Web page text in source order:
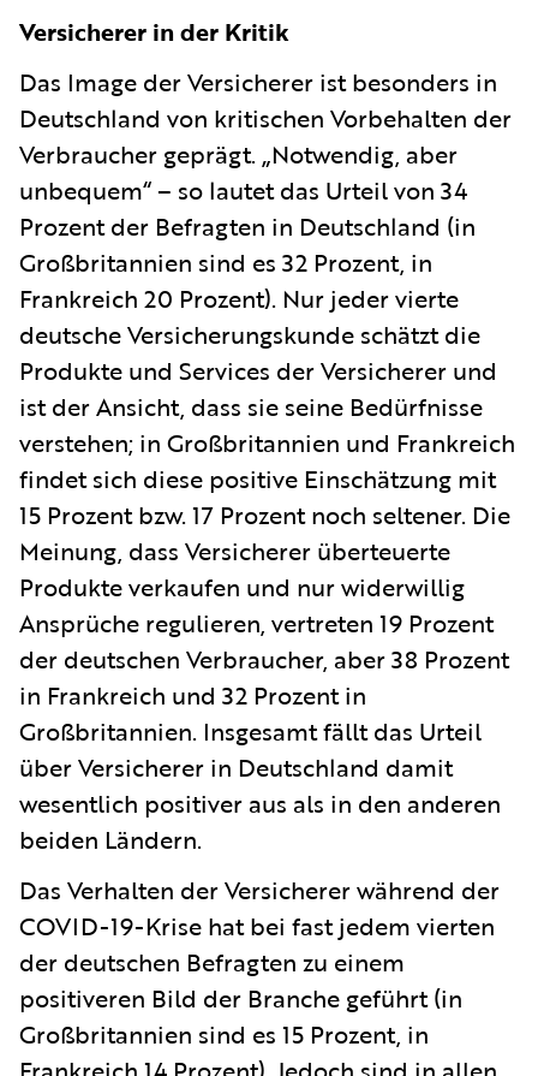
Versicherer in der Kritik
Das Image der Versicherer ist besonders in
Deutschland von kritischen Vorbehalten der
Verbraucher geprägt. „Notwendig, aber
unbequem“ – so lautet das Urteil von 34
Prozent der Befragten in Deutschland (in
Großbritannien sind es 32 Prozent, in
Frankreich 20 Prozent). Nur jeder vierte
deutsche Versicherungskunde schätzt die
Produkte und Services der Versicherer und
ist der Ansicht, dass sie seine Bedürfnisse
verstehen; in Großbritannien und Frankreich
findet sich diese positive Einschätzung mit
15 Prozent bzw. 17 Prozent noch seltener. Die
Meinung, dass Versicherer überteuerte
Produkte verkaufen und nur widerwillig
Ansprüche regulieren, vertreten 19 Prozent
der deutschen Verbraucher, aber 38 Prozent
in Frankreich und 32 Prozent in
Großbritannien. Insgesamt fällt das Urteil
über Versicherer in Deutschland damit
wesentlich positiver aus als in den anderen
beiden Ländern.
Das Verhalten der Versicherer während der
COVID-19-Krise hat bei fast jedem vierten
der deutschen Befragten zu einem
positiveren Bild der Branche geführt (in
Großbritannien sind es 15 Prozent, in